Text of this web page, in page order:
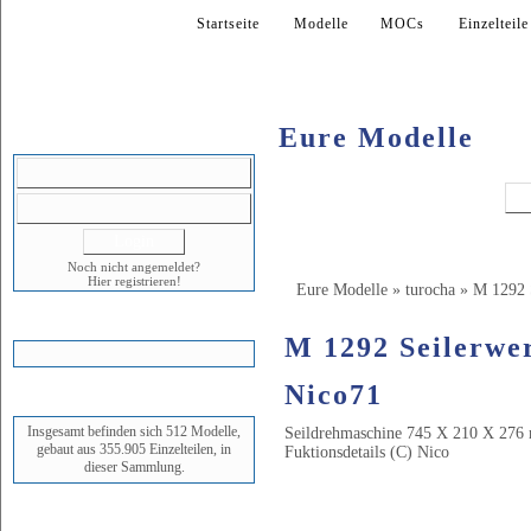
Startseite Modelle MOCs Einzelteile
Noch nicht angemeldet?
Hier registrieren!
Insgesamt befinden sich 512 Modelle,
gebaut aus 355.905 Einzelteilen, in
dieser Sammlung.
Eure Modelle
Eure Modelle » turocha » M 1292
M 1292
Nico71
Seildrehmaschine 745 X 210 X 276
Fuktionsdetails (C) Nico